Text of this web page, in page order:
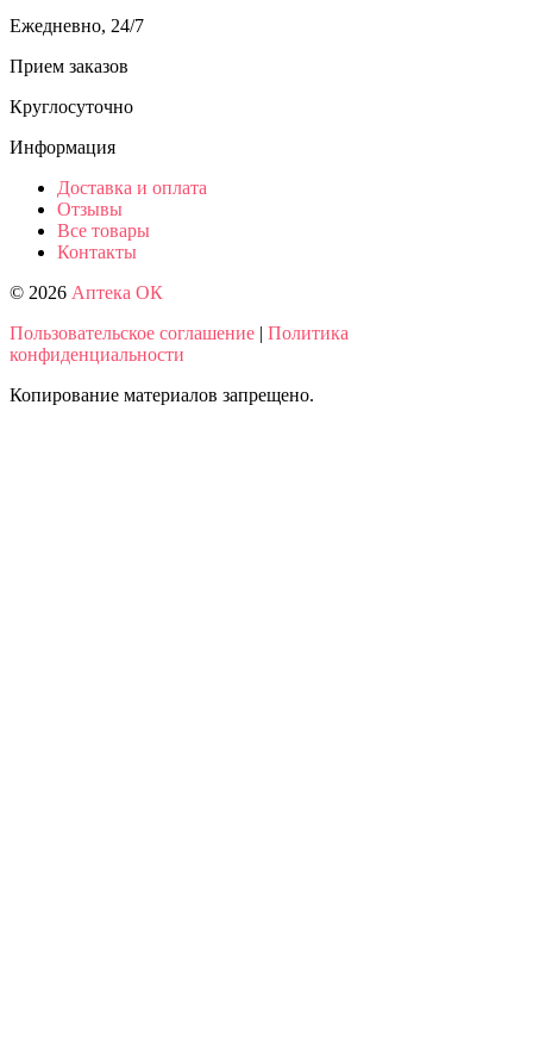
Ежедневно, 24/7
Прием заказов
Круглосуточно
Информация
Доставка и оплата
Отзывы
Все товары
Контакты
© 2026 Аптека ОК
Пользовательское соглашение | Политика
конфиденциальности
Копирование материалов запрещено.